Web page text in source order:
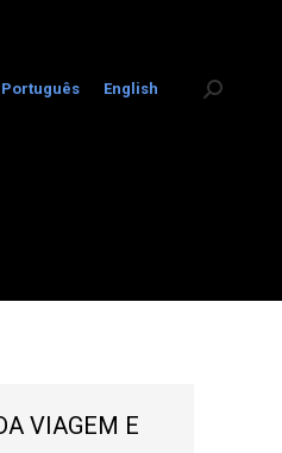
Português English Search:
VIAGEM E